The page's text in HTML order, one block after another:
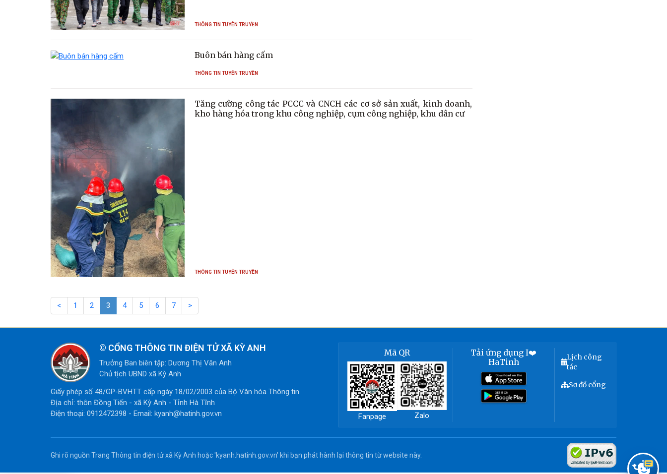
THÔNG TIN TUYÊN TRUYỀN
Buôn bán hàng cấm
THÔNG TIN TUYÊN TRUYỀN
Tăng cường công tác PCCC và CNCH các cơ sở sản xuất, kinh doanh,
kho hàng hóa trong khu công nghiệp, cụm công nghiệp, khu dân cư
THÔNG TIN TUYÊN TRUYỀN
< 1 2 3 4 5 6 7 >
© CỔNG THÔNG TIN ĐIỆN TỬ XÃ KỲ ANH
Trưởng Ban biên tập: Dương Thị Vân Anh
Chủ tịch UBND xã Kỳ Anh
Giấy phép số 48/GP-BVHTT cấp ngày 18/02/2003 của Bộ Văn hóa Thông tin.
Địa chỉ: thôn Đồng Tiến - xã Kỳ Anh - Tỉnh Hà Tĩnh
Điện thoại: 0912472398 - Email: kyanh@hatinh.gov.vn
Mã QR
Fanpage Zalo
Tải ứng dụng I❤️
HaTinh
Lịch công
tác
Sơ đồ cổng
Ghi rõ nguồn Trang Thông tin điện tử xã Kỳ Anh hoặc 'kyanh.hatinh.gov.vn' khi bạn phát hành lại thông tin từ website này.